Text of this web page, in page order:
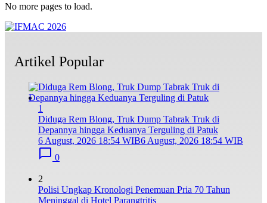
No more pages to load.
Artikel Popular
1
Diduga Rem Blong, Truk Dump Tabrak Truk di
Depannya hingga Keduanya Terguling di Patuk
6 August, 2026 18:54 WIB6 August, 2026 18:54 WIB
0
2
Polisi Ungkap Kronologi Penemuan Pria 70 Tahun
Meninggal di Hotel Parangtritis